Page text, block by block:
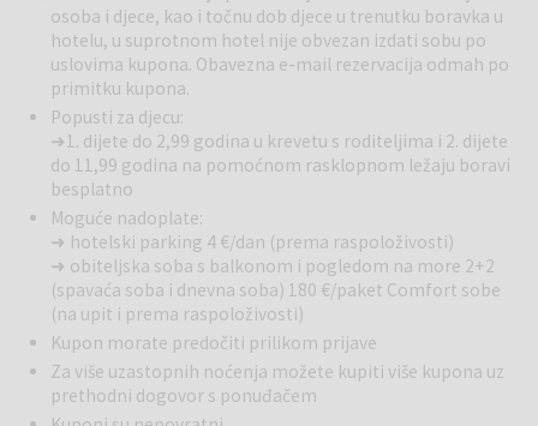
obalnoj šetnici bez prometa. Samo kratka šetnja od hotela dijeli vas
od vodenih sportova, a za istraživanje okolice možete se uputiti do
Trogira, Kaštela, Splita, slapova Krke ili na izlete brodom.
Seget Donjiugodno je dalmatinsko obalno mjesto u blizini Trogira,
koje oduševljava mirnim ugođajem, blizinom mora i odličnom
polazišnom točkom za istraživanje srednje Dalmacije. Trogir, koji je
od hotela udaljen približno 3 km, očarava starom gradskom jezgrom
pod zaštitom UNESCO-a, a Split s Dioklecijanovom palačom odlična
je ideja za jednodnevni izlet.
osoba i djece, kao i točnu dob djece u trenutku boravka u
hotelu, u suprotnom hotel nije obvezan izdati sobu po
uslovima kupona. Obavezna e-mail rezervacija odmah po
primitku kupona.
Popusti za djecu:
➜ 1. dijete do 2,99 godina u krevetu s roditeljima i 2. dijete
do 11,99 godina na pomoćnom rasklopnom ležaju boravi
besplatno
Moguće nadoplate:
➜ hotelski parking 4 €/dan (prema raspoloživosti)
➜ obiteljska soba s balkonom i pogledom na more 2+2
(spavaća soba i dnevna soba) 180 €/paket Comfort sobe
(na upit i prema raspoloživosti)
Kupon morate predočiti prilikom prijave
Za više uzastopnih noćenja možete kupiti više kupona uz
prethodni dogovor s ponuđačem